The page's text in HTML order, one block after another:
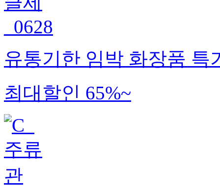
유통기한 임박 화장품 특
최대할인 65%~